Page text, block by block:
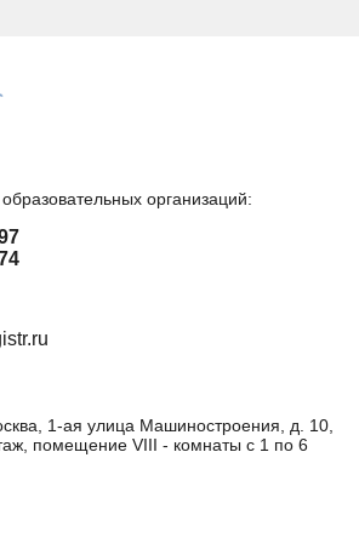
организаций:
1-ая улица Машиностроения, д. 10,
помещение VIII - комнаты с 1 по 6